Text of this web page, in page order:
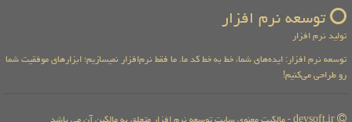
توسعه نرم افزار
تولید نرم افزار
توسعه نرم افزار: ایده‌های شما، خط به خط کد ما. ما فقط نرم‌افزار نمیسازیم؛ ابزارهای موفقیت شما
رو طراحی می‌کنیم!